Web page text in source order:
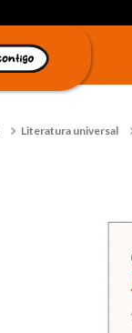
Literatura universal